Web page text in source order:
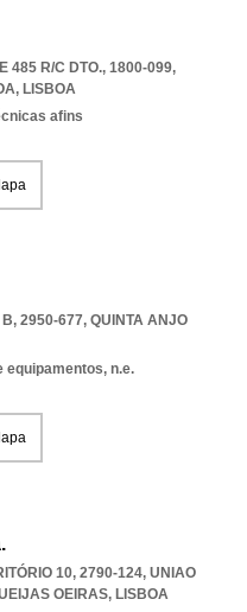
485 R/C DTO., 1800-099,
, LISBOA
afins
2950-677, QUINTA ANJO
equipamentos, n.e.
10, 2790-124, UNIAO
OEIRAS, LISBOA